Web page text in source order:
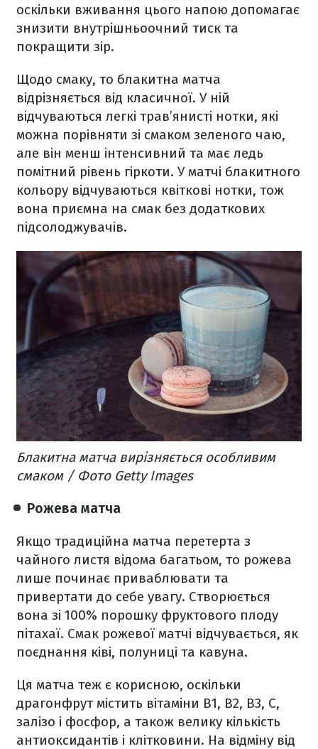
оскільки вживання цього напою допомагає
знизити внутрішньоочний тиск та
покращити зір.
Щодо смаку, то блакитна матча
відрізняється від класичної. У ній
відчуваються легкі трав’янисті нотки, які
можна порівняти зі смаком зеленого чаю,
але він менш інтенсивний та має ледь
помітний рівень гіркоти. У матчі блакитного
кольору відчуваються квіткові нотки, тож
вона приємна на смак без додаткових
підсолоджувачів.
Блакитна матча вирізняється особливим
смаком / Фото Getty Images
Рожева матча
Якщо традиційна матча перетерта з
чайного листя відома багатьом, то рожева
лише починає приваблювати та
привертати до себе увагу. Створюється
вона зі 100% порошку фруктового плоду
пітахаї. Смак рожевої матчі відчувається, як
поєднання ківі, полуниці та кавуна.
Ця матча теж є корисною, оскільки
драгонфрут містить вітаміни В1, В2, В3, С,
залізо і фосфор, а також велику кількість
антиоксидантів і клітковини. На відміну від